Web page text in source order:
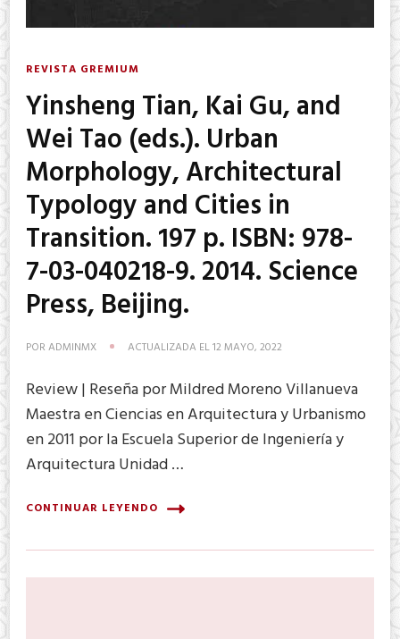
REVISTA GREMIUM
Yinsheng Tian, Kai Gu, and
Wei Tao (eds.). Urban
Morphology, Architectural
Typology and Cities in
Transition. 197 p. ISBN: 978-
7-03-040218-9. 2014. Science
Press, Beijing.
POR ADMINMX ACTUALIZADA EL12 MAYO, 2022
Review | Reseña por Mildred Moreno Villanueva
Maestra en Ciencias en Arquitectura y Urbanismo
en 2011 por la Escuela Superior de Ingeniería y
Arquitectura Unidad …
CONTINUAR LEYENDO